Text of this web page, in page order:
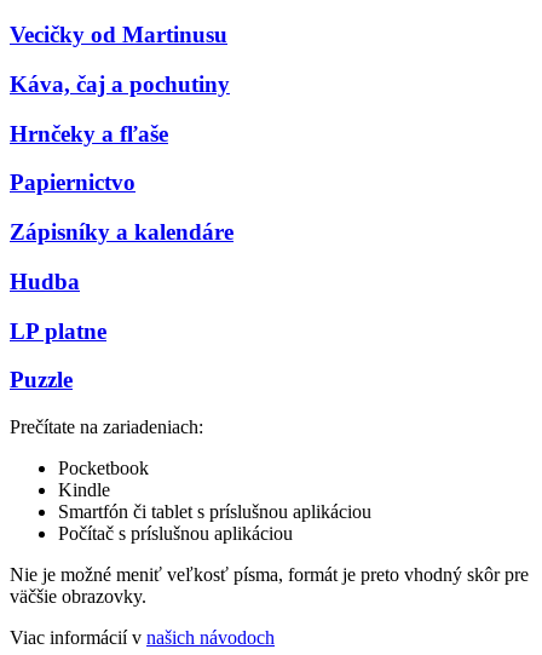
Vecičky od Martinusu
Káva, čaj a pochutiny
Hrnčeky a fľaše
Papiernictvo
Zápisníky a kalendáre
Hudba
LP platne
Puzzle
Prečítate na zariadeniach:
Pocketbook
Kindle
Smartfón či tablet s príslušnou aplikáciou
Počítač s príslušnou aplikáciou
Nie je možné meniť veľkosť písma, formát je preto vhodný skôr pre
väčšie obrazovky.
Viac informácií v našich návodoch